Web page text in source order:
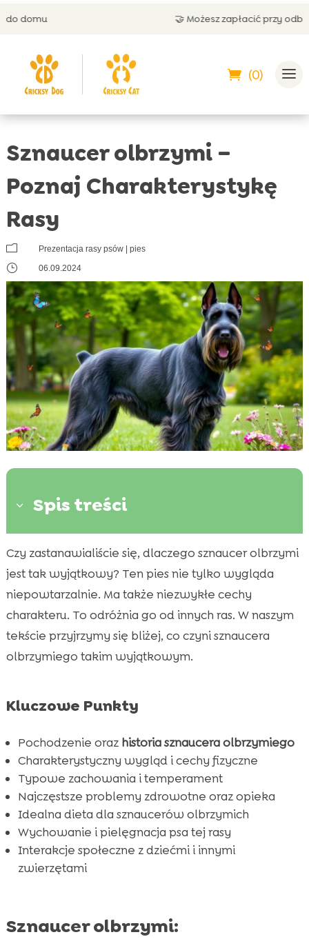
🤝 Możesz zapłacić przy odbiorze
(0)
Sznaucer olbrzymi –
Poznaj Charakterystykę
Rasy
m Prezentacja rasy psów pies
} 06.09.2024
3 Spis treści
 Sznaucer olbrzymi: Wprowadzenie do rasy
 Wygląd Sznaucera olbrzymiego
 Sznaucer olbrzymi Prezentacja rasy psów

Temperament i zachowanie Sznaucera
olbrzymiego
 Zdrowie i typowe problemy zdrowotne
Wychowanie i szkolenie Sznaucera
Pielęgnacja Sznaucerów olbrzymich
 Aktywność fizyczna i zabawy
 Sznaucer olbrzymi a dzieci i inne zwierzęta
 Adopcja Sznaucera olbrzymiego
Zakup Sznaucera olbrzymiego
 Plusy i minusy życia ze Sznaucerem olbrzymim
 Wniosek
Czy zastanawialiście się, dlaczego sznaucer olbrzymi
jest tak wyjątkowy? Ten pies nie tylko wygląda
niepowtarzalnie. Ma także niezwykłe cechy
charakteru. To odróżnia go od innych ras. W naszym
tekście przyjrzymy się bliżej, co czyni sznaucera
olbrzymiego takim wyjątkowym.
Kluczowe Punkty
Pochodzenie oraz historia sznaucera olbrzymiego
Charakterystyczny wygląd i cechy fizyczne
Typowe zachowania i temperament
Najczęstsze problemy zdrowotne oraz opieka
Idealna dieta dla sznaucerów olbrzymich
Wychowanie i pielęgnacja psa tej rasy
Interakcje społeczne z dziećmi i innymi
zwierzętami
Sznaucer olbrzymi: